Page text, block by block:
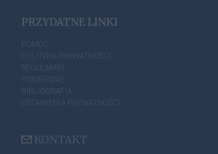
PRZYDATNE LINKI
POMOC
POLITYKA PRYWATNOŚCI
REGULAMIN
POBIERANIE
BIBLIOGRAFIA
USTAWIENIA PRYWATNOŚCI
KONTAKT